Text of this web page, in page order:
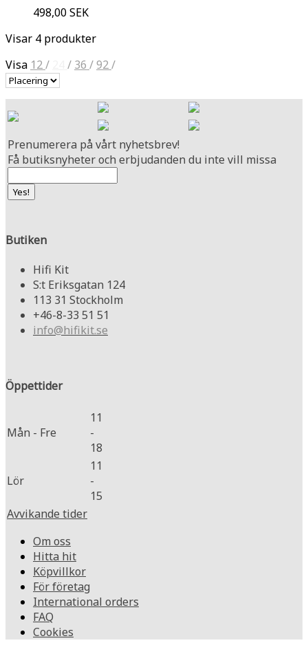
498,00 SEK
Visar 4 produkter
Visa 12/ / 36 /92/
Prenumerera på vårt nyhetsbrev!
Få butiksnyheter och erbjudanden du inte vill missa
Butiken
Hifi Kit
S:t Eriksgatan 124
113 31 Stockholm
+46-8-33 51 51
info@hifikit.se
Öppettider
Mån - Fre
11
-
18
Lör
11
-
15
Avvikande tider
Om oss
Hitta hit
Köpvillkor
För företag
International orders
FAQ
Cookies